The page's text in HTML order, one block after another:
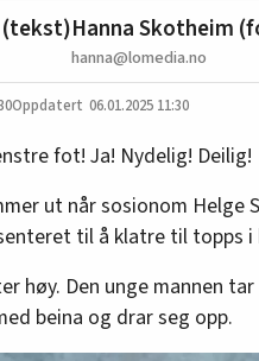
(tekst)Hanna Skotheim
hanna@lomedia.no
06.01.2025 11:30
fot! Ja! Nydelig! Deilig!
ut når sosionom Helge
til å klatre til topps i
høy. Den unge mannen
beina og drar seg opp.